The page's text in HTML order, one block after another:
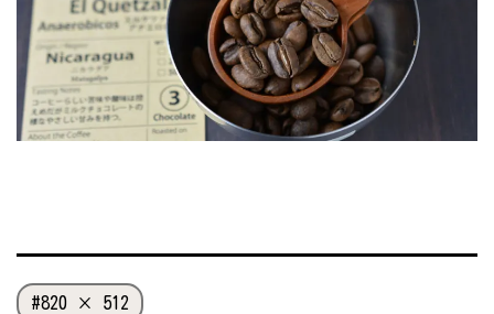
フ 820 × 512